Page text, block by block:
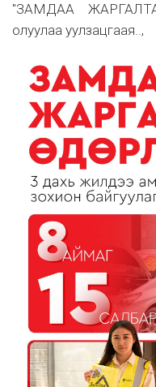
"ЗАМДАА
олуулаа уулзацгаая..,